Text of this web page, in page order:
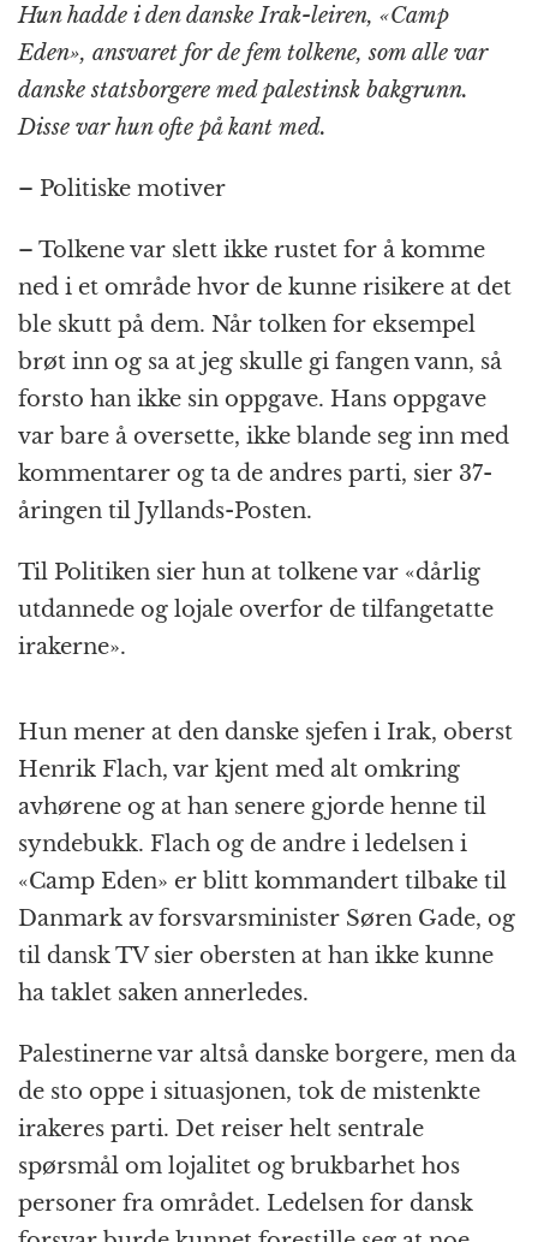
Hun hadde i den danske Irak-leiren, «Camp
Eden», ansvaret for de fem tolkene, som alle var
danske statsborgere med palestinsk bakgrunn.
Disse var hun ofte på kant med.
– Politiske motiver
– Tolkene var slett ikke rustet for å komme
ned i et område hvor de kunne risikere at det
ble skutt på dem. Når tolken for eksempel
brøt inn og sa at jeg skulle gi fangen vann, så
forsto han ikke sin oppgave. Hans oppgave
var bare å oversette, ikke blande seg inn med
kommentarer og ta de andres parti, sier 37-
åringen til Jyllands-Posten.
Til Politiken sier hun at tolkene var «dårlig
utdannede og lojale overfor de tilfangetatte
irakerne».
Hun mener at den danske sjefen i Irak, oberst
Henrik Flach, var kjent med alt omkring
avhørene og at han senere gjorde henne til
syndebukk. Flach og de andre i ledelsen i
«Camp Eden» er blitt kommandert tilbake til
Danmark av forsvarsminister Søren Gade, og
til dansk TV sier obersten at han ikke kunne
ha taklet saken annerledes.
Palestinerne var altså danske borgere, men da
de sto oppe i situasjonen, tok de mistenkte
irakeres parti. Det reiser helt sentrale
spørsmål om lojalitet og brukbarhet hos
personer fra området. Ledelsen for dansk